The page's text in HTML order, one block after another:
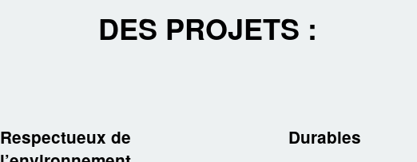
DES PROJETS :
Respectueux de
Durables